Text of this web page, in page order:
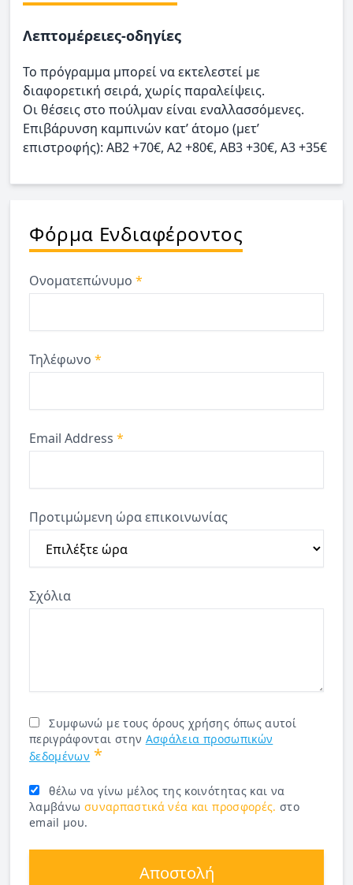
Λεπτομέρειες-οδηγίες
Το πρόγραμμα μπορεί να εκτελεστεί με
διαφορετική σειρά, χωρίς παραλείψεις.
Οι θέσεις στο πούλμαν είναι εναλλασσόμενες.
Επιβάρυνση καμπινών κατ’ άτομο (μετ’
επιστροφής): ΑΒ2 +70€, Α2 +80€, ΑΒ3 +30€, Α3 +35€
Φόρμα Ενδιαφέροντος
Ονοματεπώνυμο *
Τηλέφωνο *
Email Address *
Προτιμώμενη ώρα επικοινωνίας
Σχόλια
Συμφωνώ με τους όρους χρήσης όπως αυτοί
περιγράφονται στην Ασφάλεια προσωπικών
δεδομένων *
θέλω να γίνω μέλος της κοινότητας και να
λαμβάνω συναρπαστικά νέα και προσφορές. στο
email μου.
Αποστολή